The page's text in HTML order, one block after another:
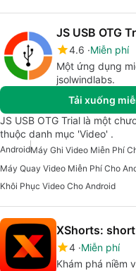
JS USB OTG
4.6 Miễn phí
Một ứng dụng
jsolwindlabs.
Tải xuống
JS USB OTG Trial là một
thuộc danh mục 'Video' .
AndroidMáy Ghi Video Miễn Phí
Máy Quay Video Miễn Phí Cho
Khôi Phục Video Cho Android
XShorts:
4 Miễn phí
Khám phá niềm